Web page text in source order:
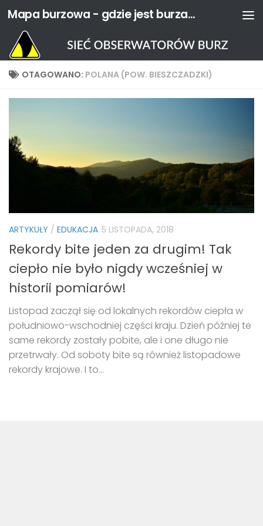
Przejdź do treści Mapa burzowa - gdzie jest burza? | Sieć Obserwatorów Burz
OTAGOWANO: POLANA (POW. BIESZCZADZKI)
ARTYKUŁY / EDUKACJA 5 LISTOPADA, 2018
Rekordy bite jeden za drugim! Tak
ciepło nie było nigdy wcześniej w
historii pomiarów!
Listopad zaczął się od lokalnych rekordów ciepła w
południowo-wschodniej części kraju. Dzień później te
same rekordy zostały pobite, ale i one długo nie
przetrwały. Od soboty bite są również listopadowe
rekordy krajowe. I to...